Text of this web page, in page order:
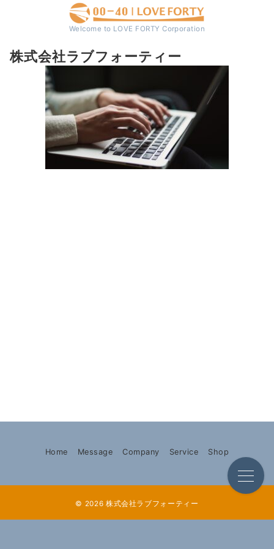
Welcome to LOVE FORTY Corporation
株式会社ラブフォーティー
Home Message Company Service Shop
© 2026 株式会社ラブフォーティー